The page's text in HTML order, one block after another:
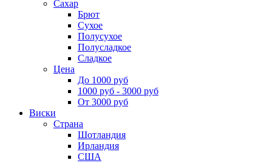
Сахар
Брют
Сухое
Полусухое
Полусладкое
Сладкое
Цена
До 1000 руб
1000 руб - 3000 руб
От 3000 руб
Виски
Страна
Шотландия
Ирландия
США